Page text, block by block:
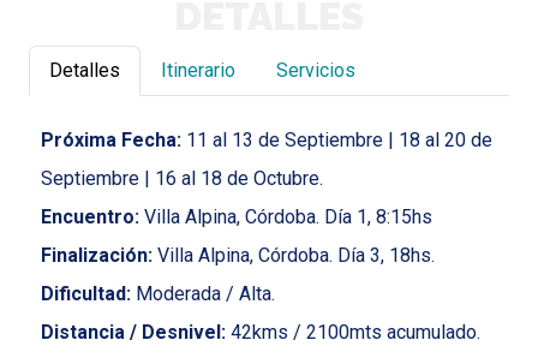
Detalles Itinerario Servicios
Próxima Fecha: 11 al 13 de Septiembre | 18 al 20 de
Septiembre | 16 al 18 de Octubre.
Encuentro: Villa Alpina, Córdoba. Día 1, 8:15hs
Finalización: Villa Alpina, Córdoba. Día 3, 18hs.
Dificultad: Moderada / Alta.
Distancia / Desnivel: 42kms / 2100mts acumulado.